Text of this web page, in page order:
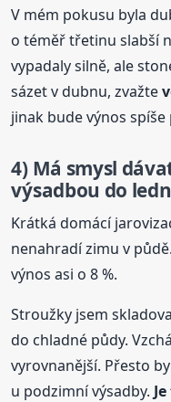
V mém pokusu byla
o téměř třetinu slabší
vypadaly silně, ale
sázet v dubnu, zvažte
jinak bude výnos
4) Má smysl
výsadbou do
Krátká domácí
nenahradí zimu v půdě.
výnos asi o 8 %.
Stroužky jsem
do chladné půdy.
vyrovnanější. Přesto
u podzimní výsadby.